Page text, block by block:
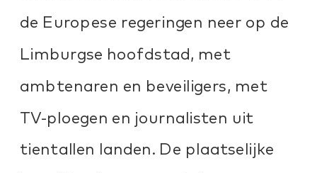
de Europese regeringen neer op de
Limburgse hoofdstad, met
ambtenaren en beveiligers, met
TV-ploegen en journalisten uit
tientallen landen. De plaatselijke